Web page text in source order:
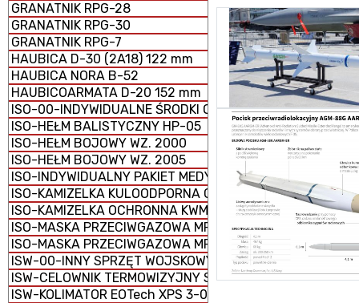
GRANATNIK RPG-28
GRANATNIK RPG-30
GRANATNIK RPG-7
HAUBICA D-30 (2A18) 122 mm
HAUBICA NORA B-52
HAUBICOARMATA D-20 152 mm
ISO-00-INDYWIDUALNE ŚRODKI OCHRONY
ISO-HEŁM BALISTYCZNY HP-05
ISO-HEŁM BOJOWY WZ. 2000
ISO-HEŁM BOJOWY WZ. 2005
ISO-INDYWIDUALNY PAKIET MEDYCZNY IPMED 45 WP
ISO-KAMIZELKA KULOODPORNA GRYF PLATE CARRIER
ISO-KAMIZELKA OCHRONNA KWM-02
ISO-MASKA PRZECIWGAZOWA MP-5
ISO-MASKA PRZECIWGAZOWA MP-6
ISW-00-INNY SPRZĘT WOJSKOWY
ISW-CELOWNIK TERMOWIZYJNY SCT-RUBIN
ISW-KOLIMATOR EOTech XPS 3-0